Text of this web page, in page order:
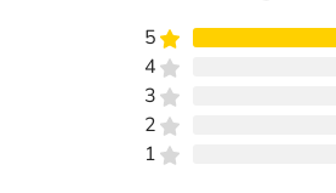
5
4
3
2
1